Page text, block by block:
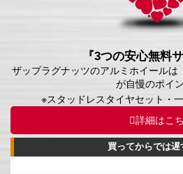
『3つの安心無料
ザップラグナッツのアルミホイールは
が自慢のポイ
※スタッドレスタイヤセット・
詳細はこ
買ってからでは遅